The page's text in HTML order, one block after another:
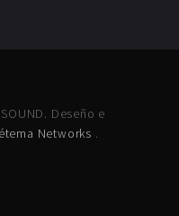
Deseño e
Networks .